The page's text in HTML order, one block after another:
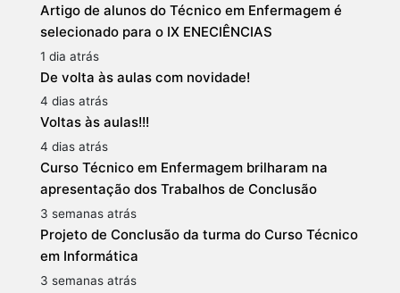
Artigo de alunos do Técnico em Enfermagem é
selecionado para o IX ENECIÊNCIAS
1 dia atrás
De volta às aulas com novidade!
4 dias atrás
Voltas às aulas!!!
4 dias atrás
Curso Técnico em Enfermagem brilharam na
apresentação dos Trabalhos de Conclusão
3 semanas atrás
Projeto de Conclusão da turma do Curso Técnico
em Informática
3 semanas atrás